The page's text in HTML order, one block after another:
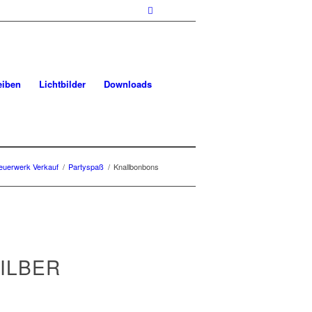
Lichtbilder Downloads
Verkauf / Partyspaß / Knallbonbons